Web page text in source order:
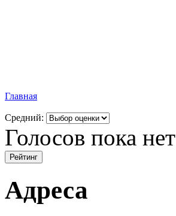
Главная
Средний:
Голосов пока нет
Адреса